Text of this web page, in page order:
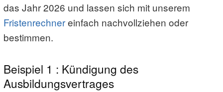
das Jahr 2026 und lassen sich mit unserem
Fristenrechnereinfach nachvollziehen oder
bestimmen.
Beispiel 1 : Kündigung des
Ausbildungsvertrages